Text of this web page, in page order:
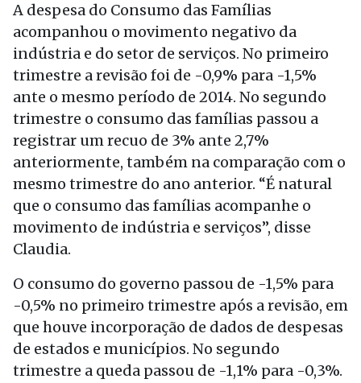
A despesa do Consumo das Famílias
acompanhou o movimento negativo da
indústria e do setor de serviços. No primeiro
trimestre a revisão foi de -0,9% para -1,5%
ante o mesmo período de 2014. No segundo
trimestre o consumo das famílias passou a
registrar um recuo de 3% ante 2,7%
anteriormente, também na comparação com o
mesmo trimestre do ano anterior. “É natural
que o consumo das famílias acompanhe o
movimento de indústria e serviços”, disse
Claudia.
O consumo do governo passou de -1,5% para
-0,5% no primeiro trimestre após a revisão, em
que houve incorporação de dados de despesas
de estados e municípios. No segundo
trimestre a queda passou de -1,1% para -0,3%.